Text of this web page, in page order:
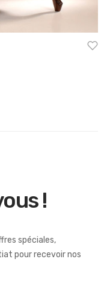
!
spéciales,
pour recevoir nos